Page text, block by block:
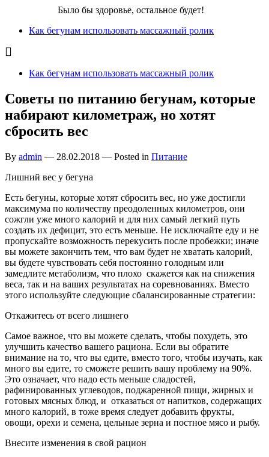
Было бы здоровье, остальное будет!
Как бегунам использовать массажный ролик
Как бегунам использовать массажный ролик
Советы по питанию бегунам, которые
набирают километраж, но хотят
сбросить вес
By admin — 28.02.2018 — Posted in Питание
Лишний вес у бегуна
Есть бегуны, которые хотят сбросить вес, но уже достигли
максимума по количеству преодоленных километров, они
сожгли уже много калорий и для них самый легкий путь
создать их дефицит, это есть меньше. Не исключайте еду и не
пропускайте возможность перекусить после пробежки; иначе
вы можете закончить тем, что вам будет не хватать калорий,
вы будете чувствовать себя постоянно голодным или
замедлите метаболизм, что плохо скажется как на снижения
веса, так и на ваших результатах на соревнованиях. Вместо
этого используйте следующие сбалансированные стратегии:
Откажитесь от всего лишнего
Самое важное, что вы можете сделать, чтобы похудеть, это
улучшить качество вашего рациона. Если вы обратите
внимание на то, что вы едите, вместо того, чтобы изучать, как
много вы едите, то сможете решить вашу проблему на 90%.
Это означает, что надо есть меньше сладостей,
рафинированных углеводов, поджаренной пищи, жирных и
готовых мясных блюд, и отказаться от напитков, содержащих
много калорий, в тоже время следует добавить фрукты,
овощи, орехи и семена, цельные зерна и постное мясо и рыбу.
Внесите изменения в свой рацион